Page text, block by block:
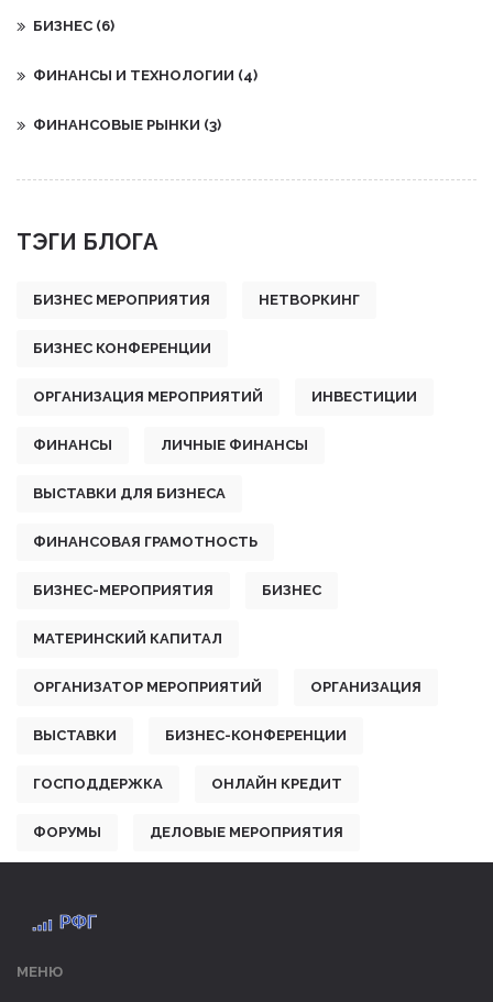
БИЗНЕС (6)
ФИНАНСЫ И ТЕХНОЛОГИИ (4)
ФИНАНСОВЫЕ РЫНКИ (3)
ТЭГИ БЛОГА
БИЗНЕС МЕРОПРИЯТИЯ НЕТВОРКИНГ
БИЗНЕС КОНФЕРЕНЦИИ
ОРГАНИЗАЦИЯ МЕРОПРИЯТИЙ ИНВЕСТИЦИИ
ФИНАНСЫ ЛИЧНЫЕ ФИНАНСЫ
ВЫСТАВКИ ДЛЯ БИЗНЕСА
ФИНАНСОВАЯ ГРАМОТНОСТЬ
БИЗНЕС-МЕРОПРИЯТИЯ БИЗНЕС
МАТЕРИНСКИЙ КАПИТАЛ
ОРГАНИЗАТОР МЕРОПРИЯТИЙ ОРГАНИЗАЦИЯ
ВЫСТАВКИ БИЗНЕС-КОНФЕРЕНЦИИ
ГОСПОДДЕРЖКА ОНЛАЙН КРЕДИТ
ФОРУМЫ ДЕЛОВЫЕ МЕРОПРИЯТИЯ
МЕНЮ